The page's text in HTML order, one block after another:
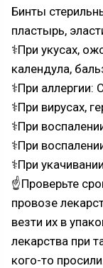
Бинты
пластырь,
⚕При укусах,
календула,
⚕При аллергии:
⚕При вирусах,
⚕При
⚕При
⚕При
☝Проверьте
провозе
везти их в
лекарства при
кого-то